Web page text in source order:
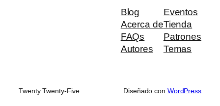
Blog
Acerca de
FAQs
Autores
Eventos
Tienda
Patrones
Temas
Twenty Twenty-Five Diseñado con WordPress